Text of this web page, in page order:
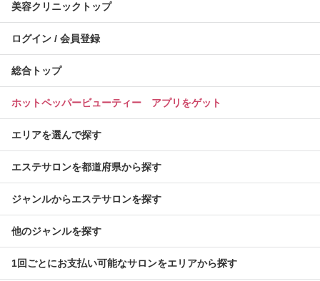
美容クリニックトップ
ログイン / 会員登録
総合トップ
ホットペッパービューティー アプリをゲット
エリアを選んで探す
エステサロンを都道府県から探す
ジャンルからエステサロンを探す
他のジャンルを探す
1回ごとにお支払い可能なサロンをエリアから探す